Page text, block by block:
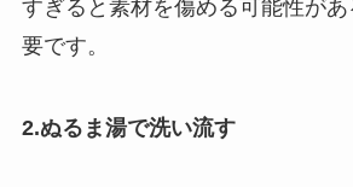
すぎると素材を傷める可能性が
要です。
2.ぬるま湯で洗い流す